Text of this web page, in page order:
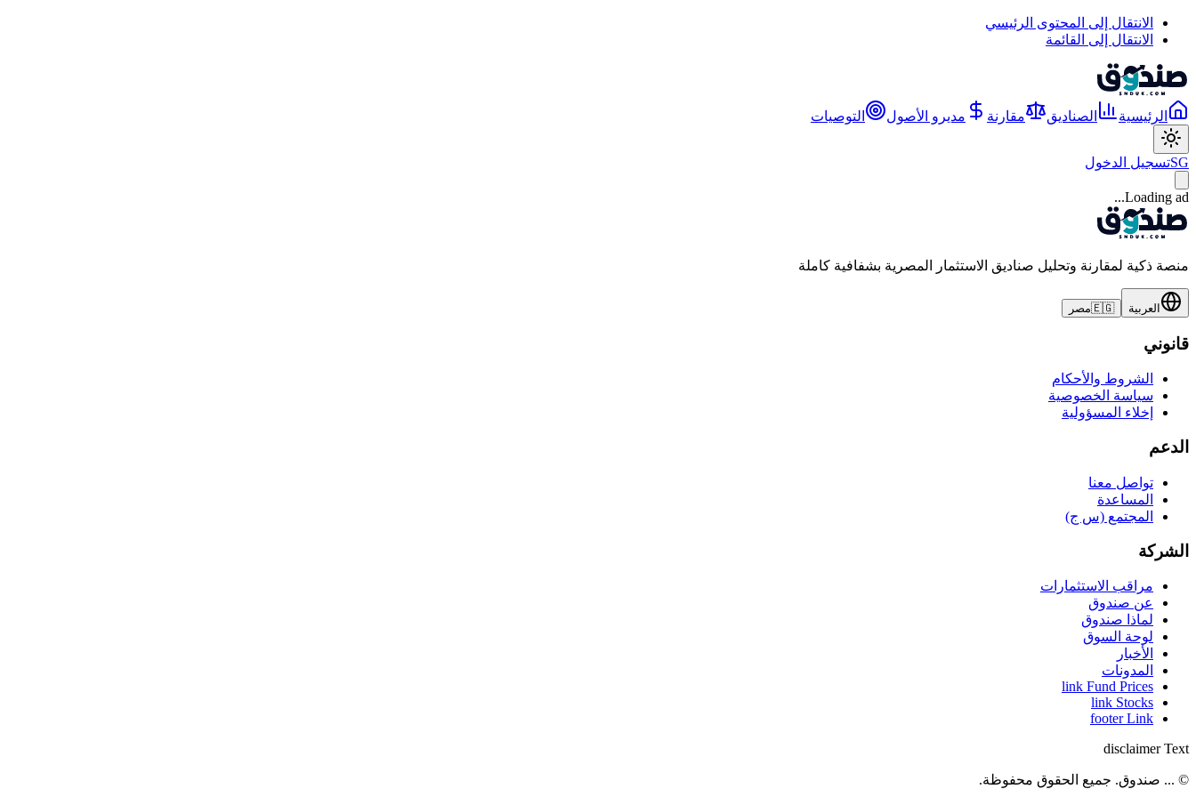
الانتقال إلى المحتوى الرئيسي
الانتقال إلى القائمة
الرئيسية الصناديق مقارنة مديرو الأصول التوصيات
SGتسجيل الدخول
Loading ad...
منصة ذكية لمقارنة وتحليل صناديق الاستثمار المصرية بشفافية كاملة
العربية 🇪🇬مصر
قانوني
الشروط والأحكام
سياسة الخصوصية
إخلاء المسؤولية
الدعم
تواصل معنا
المساعدة
المجتمع (س ج)
الشركة
مراقب الاستثمارات
عن صندوق
لماذا صندوق
لوحة السوق
الأخبار
المدونات
link Fund Prices
link Stocks
footer Link
disclaimer Text
© ... صندوق. جميع الحقوق محفوظة.